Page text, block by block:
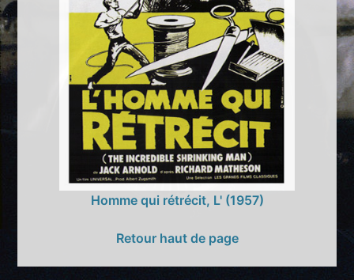
Homme qui rétrécit, L' (1957)
Retour haut de page